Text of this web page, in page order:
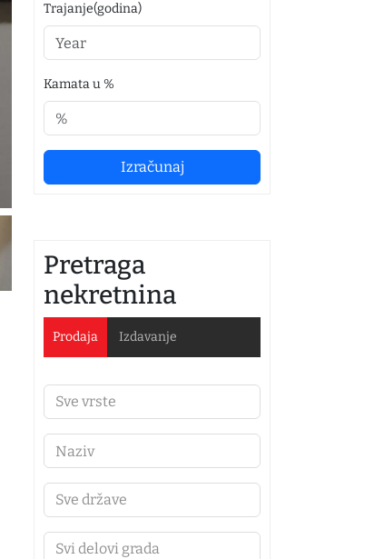
Trajanje(godina)
Kamata u %
Izračunaj
Pretraga
nekretnina
Prodaja Izdavanje